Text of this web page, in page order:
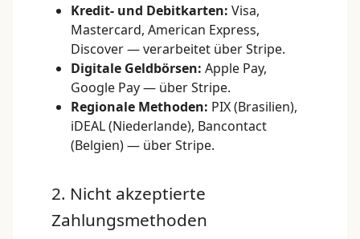
Kredit- und Debitkarten: Visa,
Mastercard, American Express,
Discover — verarbeitet über Stripe.
Digitale Geldbörsen: Apple Pay,
Google Pay — über Stripe.
Regionale Methoden: PIX (Brasilien),
iDEAL (Niederlande), Bancontact
(Belgien) — über Stripe.
2. Nicht akzeptierte
Zahlungsmethoden